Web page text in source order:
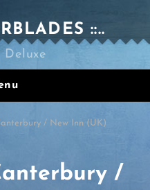
::..
Deluxe
/ New Inn (UK)
/